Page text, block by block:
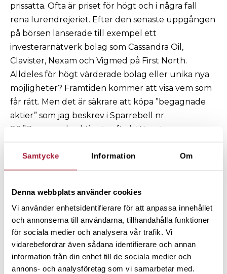
Samtycke Information Om
Denna webbplats använder cookies
Vi använder enhetsidentifierare för att anpassa innehållet
och annonserna till användarna, tillhandahålla funktioner
för sociala medier och analysera vår trafik. Vi
vidarebefordrar även sådana identifierare och annan
information från din enhet till de sociala medier och
annons- och analysföretag som vi samarbetar med.
prissatta. Ofta är priset för högt och i några fall
rena lurendrejeriet. Efter den senaste uppgången
på börsen lanserade till exempel ett
investerarnätverk bolag som Cassandra Oil,
Clavister, Nexam och Vigmed på First North.
Alldeles för högt värderade bolag eller unika nya
möjligheter? Framtiden kommer att visa vem som
får rätt. Men det är säkrare att köpa ”begagnade
aktier” som jag beskrev i Sparrebell nr
80:”Begagnade aktier är ofta bättre än
Onoterade aktier – ?
Bara för att din granne erbjuder dig att köpa in sig i
det är förmånligt. En aktie för 4 kronor behöver
inte vara mer värd än en för 450 kronor. Det
väsentliga är om till exempel dina 50 000 kronor
ger 0,1 % eller 10 % av bolaget. Nya satsningar tar
alltid mer tid och kostar mer pengar så det är
större risk att man blir tvingad att satsa mer